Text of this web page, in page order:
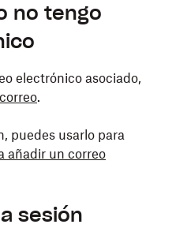
no tengo
electrónico asociado,
.
puedes usarlo para
añadir un correo
sesión